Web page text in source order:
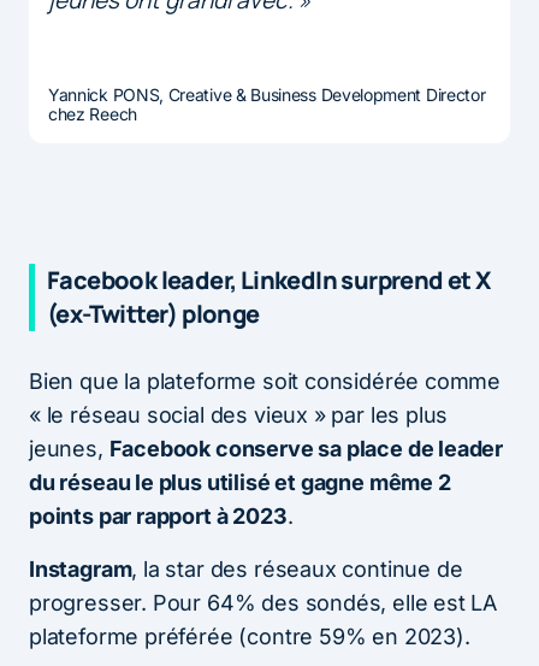
Yannick PONS, Creative & Business Development Director
chez Reech
Facebook leader, LinkedIn surprend et X
(ex-Twitter) plonge
Bien que la plateforme soit considérée comme
« le réseau social des vieux » par les plus
jeunes, Facebook conserve sa place de leader
du réseau le plus utilisé et gagne même 2
points par rapport à 2023.
Instagram, la star des réseaux continue de
progresser. Pour 64% des sondés, elle est LA
plateforme préférée (contre 59% en 2023).